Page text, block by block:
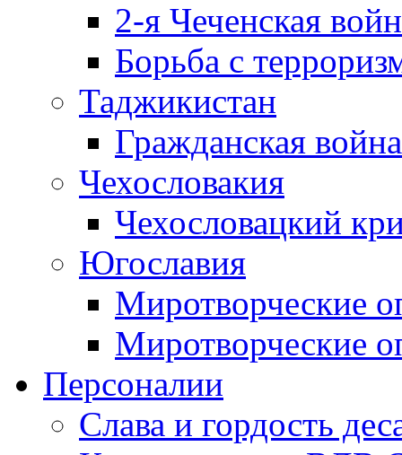
2-я Чеченская
Борьба с
Таджикистан
Гражданская
Чехословакия
Чехословацкий
Югославия
Миротворческие
Миротворческие
Персоналии
Слава и гордость